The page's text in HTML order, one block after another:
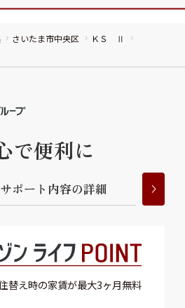
さいたま市中央区
ＫＳ Ⅱ
で便利に
サポー ト 内容の詳細
替え時の家賃が最大3ヶ月無料